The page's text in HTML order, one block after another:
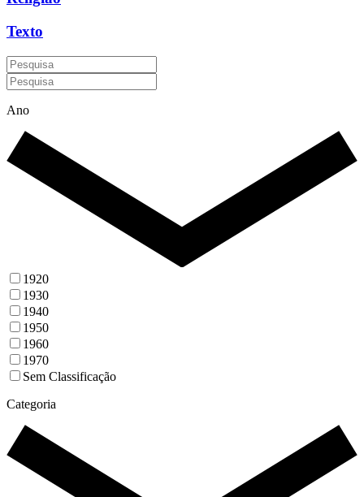
Texto
Ano
1920
1930
1940
1950
1960
1970
Sem Classificação
Categoria